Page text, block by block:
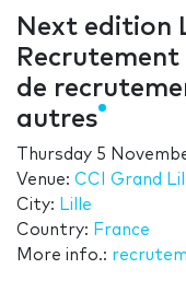
Next edition
de
autres
Thursday 5
Venue: CCI Grand
City: Lille
Country: France
More info.: